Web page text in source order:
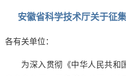
安徽省科学技术厅关于征
各有关单位：
为深入贯彻《中华人民共和